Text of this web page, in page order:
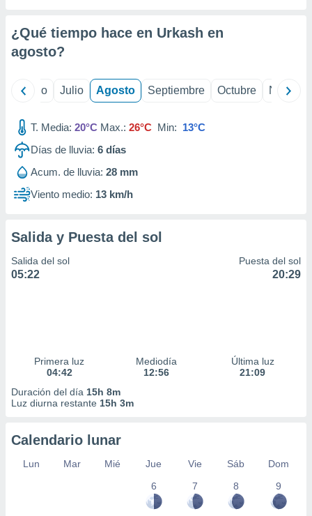
e
mediante
publicidad
publicidad
de
1199
¿Qué tiempo hace en Urkash en
agosto?
Junio Julio Agosto Septiembre Octubre
T. Media: 20°C Max.: 26°C Min: 13°C
Días de lluvia: 6 días
Acum. de lluvia: 28 mm
Viento medio: 13 km/h
Salida y Puesta del sol
Salida del sol
05:22
Puesta del sol
20:29
Primera luz
04:42
Mediodía
12:56
Última luz
21:09
Duración del día 15h 8m
Luz diurna restante 15h 3m
Calendario lunar
Lun Mar Mié Jue Vie Sáb
Dom
6
7 8 9